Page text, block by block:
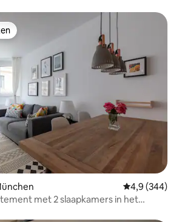
Gemiddelde
4,9 (344)
met 2 slaapkamers in het